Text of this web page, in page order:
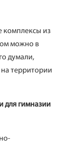
комплексы из
можно в
думали,
территории
для гимназии